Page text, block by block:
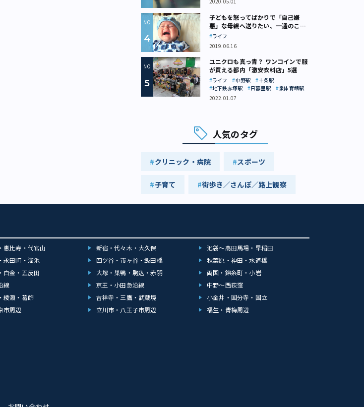
子どもを怒ってばかりで「自己嫌
悪」な母親へ送りたい、一通のここ
ろの処方箋
ライフ
2019.06.16
ユニクロも真っ青？ ワンコインで服
が買える都内「激安衣料店」5選
ライフ 中野駅
十条駅
地下鉄赤塚駅
日暮里駅
泉体育館駅
2022.01.07
人気のタグ
クリニック・病院 スポーツ
子育て 街歩き／さんぽ／路上観察
恵比寿・代官山 新宿・代々木・大久保
池袋～高田馬場・早稲田
永田町・溜池 四ツ谷・市ヶ谷・飯田橋
秋葉原・神田・水道橋
白金・五反田 大塚・巣鴨・駒込・赤羽
両国・錦糸町・小岩
線 京王・小田急沿線
中野～西荻窪
綾瀬・葛飾 吉祥寺・三鷹・武蔵境
小金井・国分寺・国立
市周辺 立川市・八王子市周辺 福生・青梅周辺